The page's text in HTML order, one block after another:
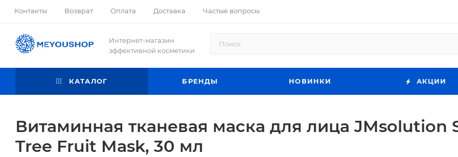
Контакты Возврат Оплата Доставка Частые вопросы
Интернет-магазин
эффективной косметики
КАТАЛОГ БРЕНДЫ НОВИНКИ АКЦИИ
Витаминная тканевая маска для лица JMsolution
Tree Fruit Mask, 30 мл